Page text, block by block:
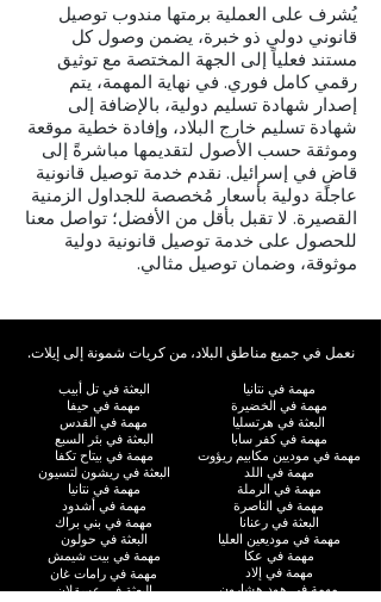
يُشرف على العملية برمتها مندوب توصيل
قانوني دولي ذو خبرة، يضمن وصول كل
مستند فعلياً إلى الجهة المختصة مع توثيق
رقمي كامل فوري. في نهاية المهمة، يتم
إصدار شهادة تسليم دولية، بالإضافة إلى
شهادة تسليم خارج البلاد، وإفادة خطية موقعة
وموثقة حسب الأصول لتقديمها مباشرةً إلى
قاضٍ في إسرائيل. نقدم خدمة توصيل قانونية
عاجلة دولية بأسعار مُخصصة للجداول الزمنية
القصيرة. لا تقبل بأقل من الأفضل؛ تواصل معنا
للحصول على خدمة توصيل قانونية دولية
موثوقة، وضمان توصيل مثالي.
نعمل في جميع مناطق البلاد، من كريات شمونة إلى إيلات.
مهمة في نتانيا
مهمة في الخضيرة
البعثة في هرتسليا
مهمة في كفر سابا
مهمة في موديين مكابيم ريؤوت
البعثة في تل أبيب
مهمة في حيفا
مهمة في القدس
البعثة في بئر السبع
مهمة في بيتاح تكفا
مهمة في اللد
مهمة في الرملة
مهمة في الناصرة
البعثة في رعنانا
مهمة في موديعين العليا
البعثة في ريشون لتسيون
مهمة في نتانيا
مهمة في أشدود
مهمة في بني براك
البعثة في حولون
مهمة في بيت شيمش
مهمة في عكا
مهمة في إلاد
مهمة في هود هشارون
مهمة في رامات غان
البعثة في عسقلان